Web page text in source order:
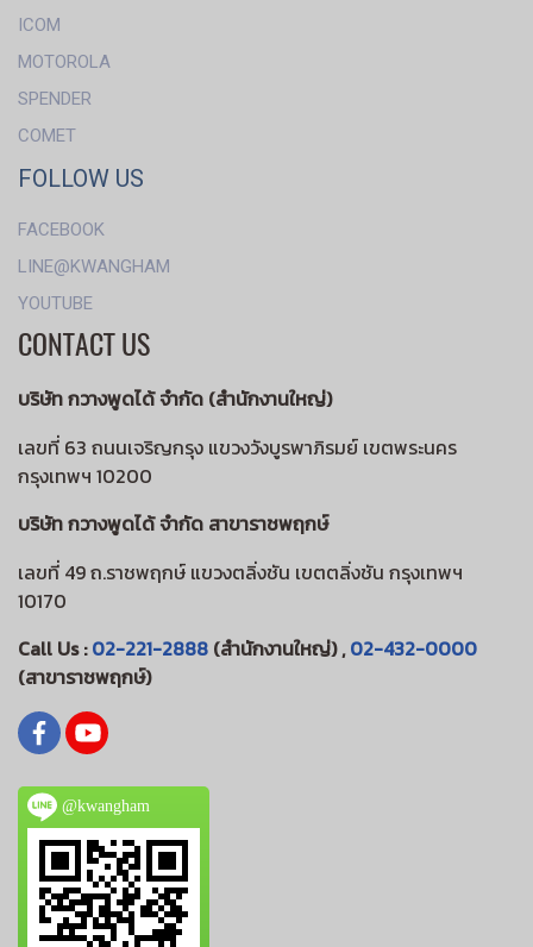
ICOM
MOTOROLA
SPENDER
COMET
FOLLOW US
FACEBOOK
LINE@KWANGHAM
YOUTUBE
CONTACT US
บริษัท กวางพูดได้ จำกัด (สำนักงานใหญ่)
เลขที่ 63 ถนนเจริญกรุง แขวงวังบูรพาภิรมย์ เขตพระนคร
กรุงเทพฯ 10200
บริษัท กวางพูดได้ จำกัด สาขาราชพฤกษ์
เลขที่ 49 ถ.ราชพฤกษ์ แขวงตลิ่งชัน เขตตลิ่งชัน กรุงเทพฯ
10170
Call Us :02-221-2888 (สำนักงานใหญ่) ,02-432-0000
(สาขาราชพฤกษ์)
@kwangham